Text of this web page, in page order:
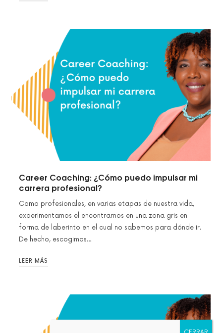
Career Coaching: ¿Cómo puedo impulsar mi
carrera profesional?
Como profesionales, en varias etapas de nuestra vida,
experimentamos el encontrarnos en una zona gris en
forma de laberinto en el cual no sabemos para dónde ir.
De hecho, escogimos…
LEER MÁS